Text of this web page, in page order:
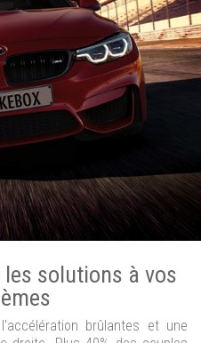
solutions à vos
brûlantes et une